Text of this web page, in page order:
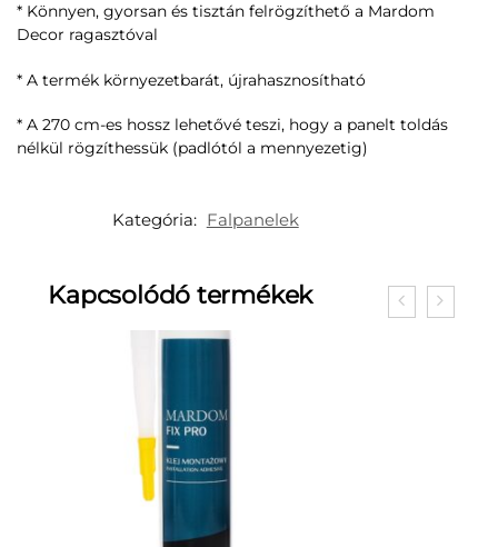
* Könnyen, gyorsan és tisztán felrögzíthető a Mardom
Decor ragasztóval
* A termék környezetbarát, újrahasznosítható
* A 270 cm-es hossz lehetővé teszi, hogy a panelt toldás
nélkül rögzíthessük (padlótól a mennyezetig)
Kategória: Falpanelek
Kapcsolódó termékek